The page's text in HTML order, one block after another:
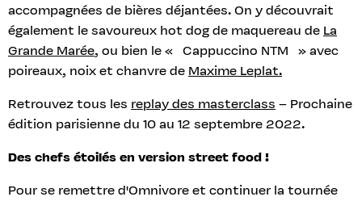
accompagnées de bières déjantées. On y découvrait
également le savoureux hot dog de maquereau de La
Grande Marée, ou bien le « Cappuccino NTM » avec
poireaux, noix et chanvre de Maxime Leplat.
Retrouvez tous les replay des masterclass – Prochaine
édition parisienne du 10 au 12 septembre 2022.
Des chefs étoilés en version street food !
Pour se remettre d'Omnivore et continuer la tournée